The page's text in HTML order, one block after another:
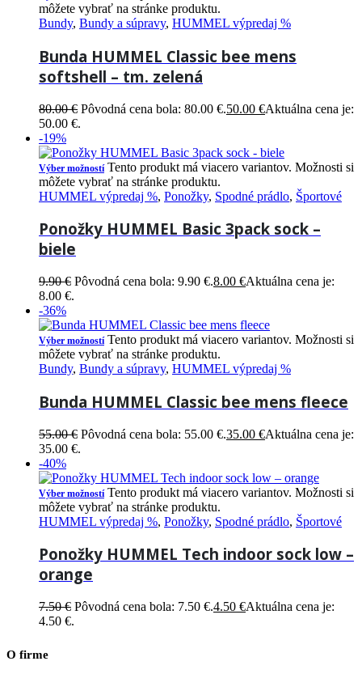
môžete vybrať na stránke produktu.
Bundy, Bundy a súpravy, HUMMEL výpredaj %
Bunda HUMMEL Classic bee mens
softshell – tm. zelená
80.00€ Pôvodná cena bola: 80.00 €.50.00 €Aktuálna cena je:
50.00 €.
-19%
Výber možností Tento produkt má viacero variantov. Možnosti si
môžete vybrať na stránke produktu.
HUMMEL výpredaj %, Ponožky, Spodné prádlo, Športové
Ponožky HUMMEL Basic 3pack sock –
biele
9.90€ Pôvodná cena bola: 9.90 €.8.00 €Aktuálna cena je:
8.00 €.
-36%
Výber možností Tento produkt má viacero variantov. Možnosti si
môžete vybrať na stránke produktu.
Bundy, Bundy a súpravy, HUMMEL výpredaj %
Bunda HUMMEL Classic bee mens fleece
55.00€ Pôvodná cena bola: 55.00 €.35.00 €Aktuálna cena je:
35.00 €.
-40%
Výber možností Tento produkt má viacero variantov. Možnosti si
môžete vybrať na stránke produktu.
HUMMEL výpredaj %, Ponožky, Spodné prádlo, Športové
Ponožky HUMMEL Tech indoor sock low –
orange
7.50€ Pôvodná cena bola: 7.50 €.4.50 €Aktuálna cena je:
4.50 €.
O firme